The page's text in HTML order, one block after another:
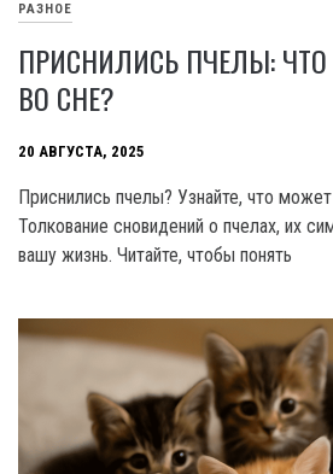
РАЗНОЕ
ПРИСНИЛИСЬ ПЧЕЛЫ:
ВО СНЕ?
20 АВГУСТА, 2025
Приснились пчелы? Узнайте, что может
Толкование сновидений о пчелах, их
вашу жизнь. Читайте, чтобы понять